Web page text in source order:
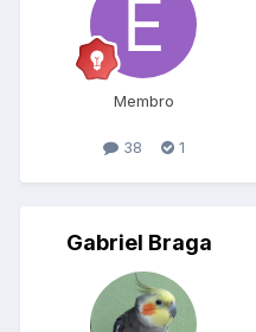
Membro
38 1
Gabriel Braga